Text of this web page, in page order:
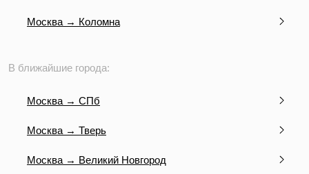
Москва → Коломна
В ближайшие города:
Москва → СПб
Москва → Тверь
Москва → Великий Новгород